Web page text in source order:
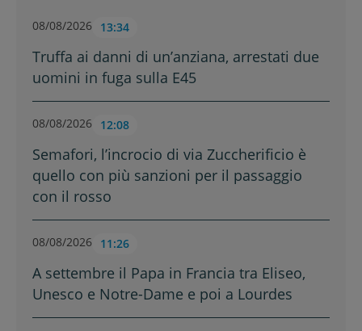
08/08/2026 13:34
Truffa ai danni di un’anziana, arrestati due
uomini in fuga sulla E45
08/08/2026 12:08
Semafori, l’incrocio di via Zuccherificio è
quello con più sanzioni per il passaggio
con il rosso
08/08/2026 11:26
A settembre il Papa in Francia tra Eliseo,
Unesco e Notre-Dame e poi a Lourdes